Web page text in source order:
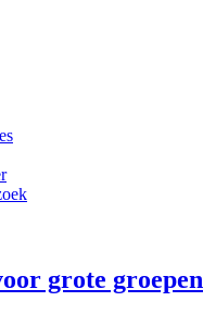
grote groepen